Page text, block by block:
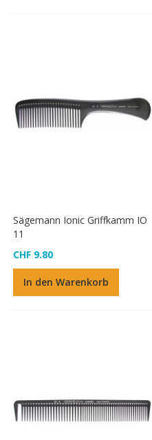
Sägemann Ionic Griffkamm IO
11
CHF 9.80
In den Warenkorb